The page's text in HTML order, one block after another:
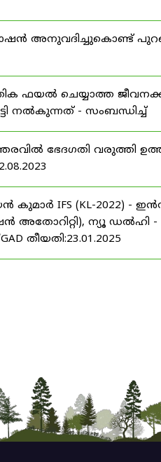
അനുവദിച്ചുകൊണ്ട്
ഫയൽ ചെയ്യാത്ത
നൽകുന്നത് - സംബന്ധിച്ച്
ഭേദഗതി വരുത്തി
കുമാർ IFS (KL-2022)
ന്യൂ ഡൽഹി -
തീയതി:23.01.2025